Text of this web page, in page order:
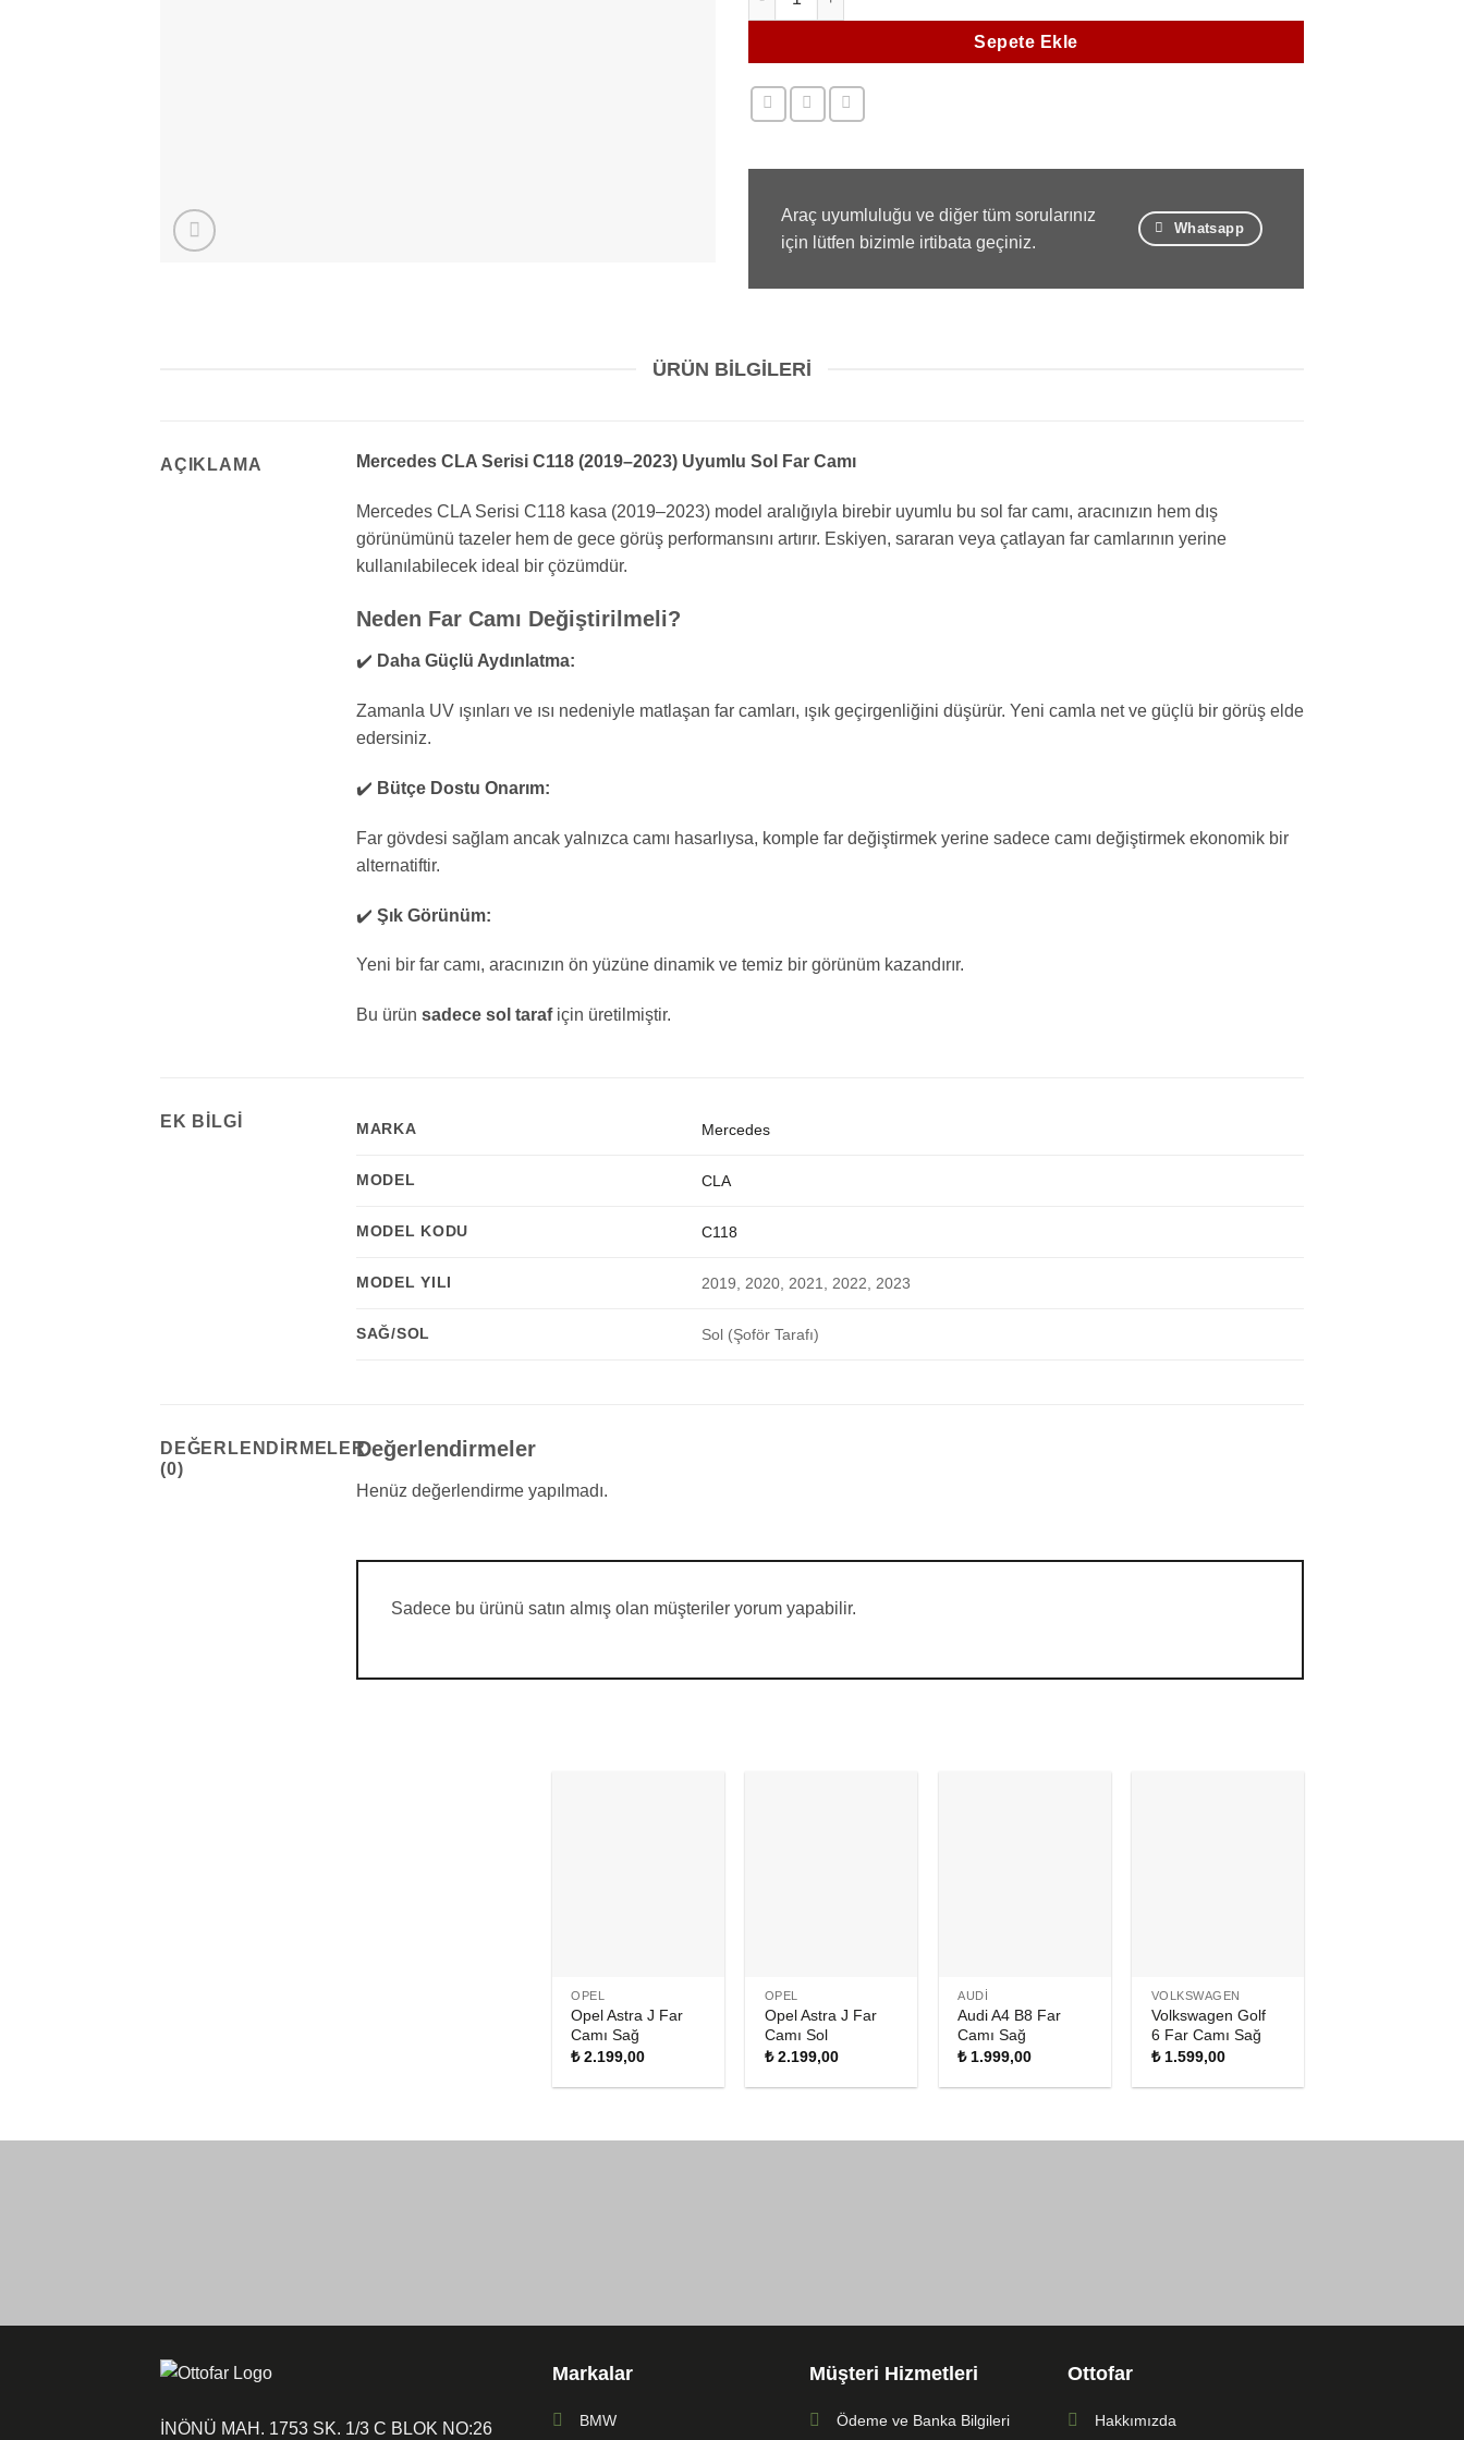
Sepete Ekle
Araç uyumluluğu ve diğer tüm sorularınız
için lütfen bizimle irtibata geçiniz.
Whatsapp
ÜRÜN BILGILERI
AÇIKLAMA Mercedes CLA Serisi C118 (2019–2023) Uyumlu Sol Far Camı
Mercedes CLA Serisi C118 kasa (2019–2023) model aralığıyla birebir uyumlu bu sol far camı, aracınızın hem dış
görünümünü tazeler hem de gece görüş performansını artırır. Eskiyen, sararan veya çatlayan far camlarının yerine
kullanılabilecek ideal bir çözümdür.
Neden Far Camı Değiştirilmeli?
✔️ Daha Güçlü Aydınlatma:
Zamanla UV ışınları ve ısı nedeniyle matlaşan far camları, ışık geçirgenliğini düşürür. Yeni camla net ve güçlü bir görüş elde
edersiniz.
✔️ Bütçe Dostu Onarım:
Far gövdesi sağlam ancak yalnızca camı hasarlıysa, komple far değiştirmek yerine sadece camı değiştirmek ekonomik bir
alternatiftir.
✔️ Şık Görünüm:
Yeni bir far camı, aracınızın ön yüzüne dinamik ve temiz bir görünüm kazandırır.
Bu ürün sadece sol tarafiçin üretilmiştir.
EK BILGI MARKA Mercedes
MODEL CLA
MODEL KODU C118
MODEL YILI 2019, 2020, 2021, 2022, 2023
SAĞ/SOL Sol (Şoför Tarafı)
DEĞERLENDIRMELER
(0)
Değerlendirmeler
Henüz değerlendirme yapılmadı.
Sadece bu ürünü satın almış olan müşteriler yorum yapabilir.
OPEL
Opel Astra J Far
Camı Sağ
₺2.199,00
OPEL
Opel Astra J Far
Camı Sol
₺2.199,00
AUDI
Audi A4 B8 Far
Camı Sağ
₺1.999,00
VOLKSWAGEN
Volkswagen Golf
6 Far Camı Sağ
₺1.599,00
İNÖNÜ MAH. 1753 SK. 1/3 C BLOK NO:26
Markalar
BMW
Müşteri Hizmetleri
Ödeme ve Banka Bilgileri
Ottofar
Hakkımızda